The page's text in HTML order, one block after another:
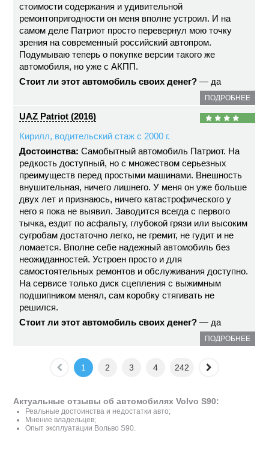
стоимости содержания и удивительной
ремонтопригодности он меня вполне устроил. И на
самом деле Патриот просто перевернул мою точку
зрения на современный российский автопром.
Подумываю теперь о покупке версии такого же
автомобиля, но уже с АКПП.
Стоит ли этот автомобиль своих денег? — да
ПОДРОБНЕЕ
UAZ Patriot (2016)
Кирилл, водительский стаж с 2000 г.
Достоинства: Самобытный автомобиль Патриот. На
редкость доступный, но с множеством серьезных
преимуществ перед простыми машинами. Внешность
внушительная, ничего лишнего. У меня он уже больше
двух лет и признаюсь, ничего катастрофического у
него я пока не выявил. Заводится всегда с первого
тычка, ездит по асфальту, глубокой грязи или высоким
сугробам достаточно легко, не гремит, не гудит и не
ломается. Вполне себе надежный автомобиль без
неожиданностей. Устроен просто и для
самостоятельных ремонтов и обслуживания доступно.
На сервисе только диск сцепления с выжимным
подшипником менял, сам коробку стягивать не
решился.
Стоит ли этот автомобиль своих денег? — да
ПОДРОБНЕЕ
1 2 3 4 242
Актуальные отзывы об автомобилях Volvo S90:
Реальные достоинства и недостатки авто;
Мнение владельцев;
Опыт эксплуатации Вольво S90.